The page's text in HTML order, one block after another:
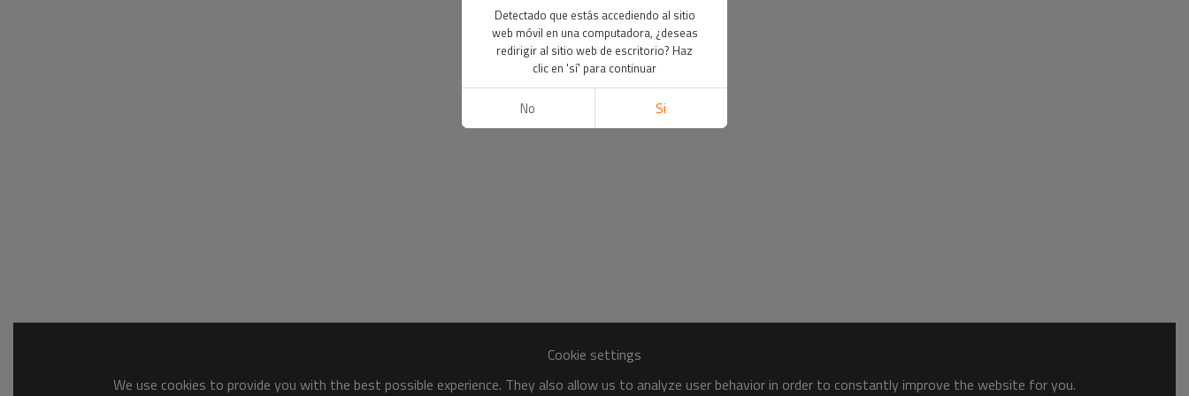
Cookie settings
We use cookies to provide you with the best possible experience. They also allow us to analyze user behavior in order to constantly improve the website for you.
Detectado que estás accediendo al sitio
web móvil en una computadora, ¿deseas
redirigir al sitio web de escritorio? Haz
clic en 'sí' para continuar
No Si